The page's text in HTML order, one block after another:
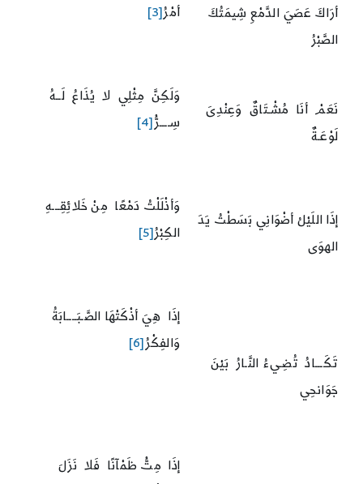
أرَاكَ عَصَيَ الدَّمْعِ شِيمَتُكَ
الصَّبْرُ
أمْرُ [3]
نَعَمْ أنَا مُشْـتَاقٌ وَعِنْدِىَ
لَوْعَـةٌ
وَلَكِنَّ مِثْلِي لا يُذَاعُ لَــهُ
سِــــرُّ [4]
إذَا اللَيْلُ أضْوَانِي بَسَطْتُ يَدَ
الهوَى
وَأذْلَلْتُ دَمْعًا مِنْ خَلائِقِـــهِ
الكِبْرُ [5]
تَكَـــادُ تُضِـيءُ النَّـارُ بَيْنَ
جَوَانحِي
إذَا هِيَ أذْكَتْهَا الصَّـبَــــابَةُ
وَالفِكْرُ [6]
إذَا مِتُّ ظَمْآنًا فَلا نَزَلَ